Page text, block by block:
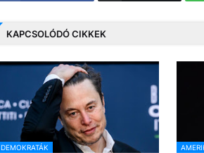
KAPCSOLÓDÓ CIKKEK
DEMOKRATÁK